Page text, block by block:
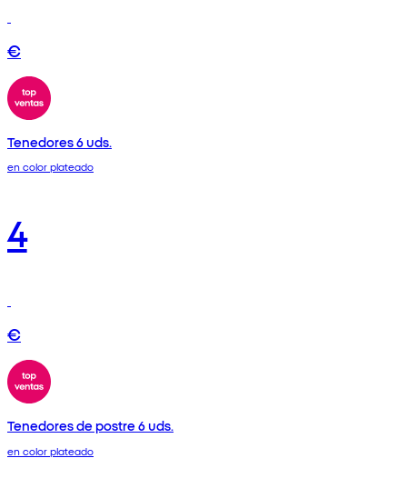
€
Tenedores 6 uds.
en color plateado
4
€
Tenedores de postre 6 uds.
en color plateado